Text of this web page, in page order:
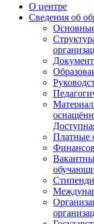
О центре
Сведения об
Платные